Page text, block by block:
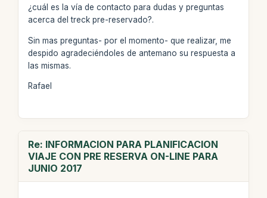
¿cuál es la vía de contacto para dudas y preguntas
acerca del treck pre-reservado?.
Sin mas preguntas- por el momento- que realizar, me
despido agradeciéndoles de antemano su respuesta a
las mismas.
Rafael
Re: INFORMACION PARA PLANIFICACION
VIAJE CON PRE RESERVA ON-LINE PARA
JUNIO 2017